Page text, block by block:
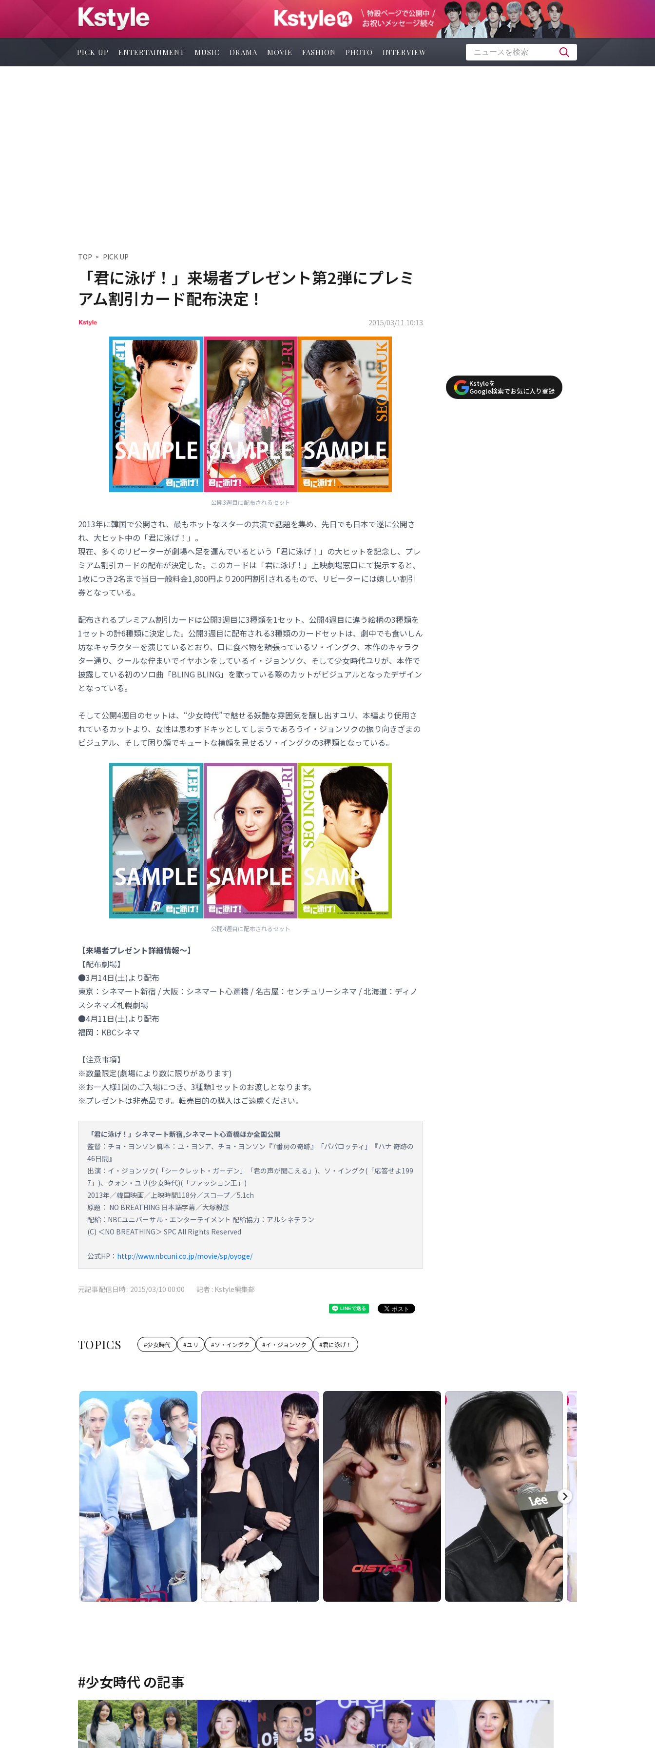
PICK UP ENTERTAINMENT MUSIC DRAMA MOVIE FASHION PHOTO INTERVIEW
TOP PICK UP
「君に泳げ！」来場者プレゼント第2弾にプレミ
アム割引カード配布決定！
2015/03/11 10:13
公開3週目に配布されるセット
2013年に韓国で公開され、最もホットなスターの共演で話題を集め、先日でも日本で遂に公開さ
れ、大ヒット中の「君に泳げ！」。
現在、多くのリピーターが劇場へ足を運んでいるという「君に泳げ！」の大ヒットを記念し、プレ
ミアム割引カードの配布が決定した。このカードは「君に泳げ！」上映劇場窓口にて提示すると、
1枚につき2名まで当日一般料金1,800円より200円割引されるもので、リピーターには嬉しい割引
券となっている。
配布されるプレミアム割引カードは公開3週目に3種類を1セット、公開4週目に違う絵柄の3種類を
1セットの計6種類に決定した。公開3週目に配布される3種類のカードセットは、劇中でも食いしん
坊なキャラクターを演じているとおり、口に食べ物を頬張っているソ・イングク、本作のキャラク
ター通り、クールな佇まいでイヤホンをしているイ・ジョンソク、そして少女時代ユリが、本作で
披露している初のソロ曲「BLING BLING」を歌っている際のカットがビジュアルとなったデザイン
となっている。
そして公開4週目のセットは、“少女時代”で魅せる妖艶な雰囲気を醸し出すユリ、本編より使用さ
れているカットより、女性は思わずドキッとしてしまうであろうイ・ジョンソクの振り向きざまの
ビジュアル、そして困り顔でキュートな横顔を見せるソ・イングクの3種類となっている。
公開4週目に配布されるセット
【来場者プレゼント詳細情報～】
【配布劇場】
●3月14日(土)より配布
東京：シネマート新宿 / 大阪：シネマート心斎橋 / 名古屋：センチュリーシネマ / 北海道：ディノ
スシネマズ札幌劇場
●4月11日(土)より配布
福岡：KBCシネマ
【注意事項】
※数量限定(劇場により数に限りがあります)
※お一人様1回のご入場につき、3種類1セットのお渡しとなります。
※プレゼントは非売品です。転売目的の購入はご遠慮ください。
「君に泳げ！」シネマート新宿,シネマート心斎橋ほか全国公開
監督：チョ・ヨンソン 脚本：ユ・ヨンア、チョ・ヨンソン『7番房の奇跡』「パパロッティ」『ハナ 奇跡の
46日間』
出演：イ・ジョンソク(「シークレット・ガーデン」「君の声が聞こえる」)、ソ・イングク(「応答せよ199
7」)、クォン・ユリ(少女時代)(「ファッション王」)
2013年／韓国映画／上映時間118分／スコープ／5.1ch
原題： NO BREATHING 日本語字幕／大塚毅彦
配給：NBCユニバーサル・エンターテイメント 配給協力：アルシネテラン
(C) ＜NO BREATHING＞ SPC All Rights Reserved
公式HP： http://www.nbcuni.co.jp/movie/sp/oyoge/
元記事配信日時 : 2015/03/10 00:00 記者 : Kstyle編集部
TOPICS #少女時代 #ユリ #ソ・イングク #イ・ジョンソク #君に泳げ！
Kstyleを
Google検索でお気に入り登録
#少女時代 の記事